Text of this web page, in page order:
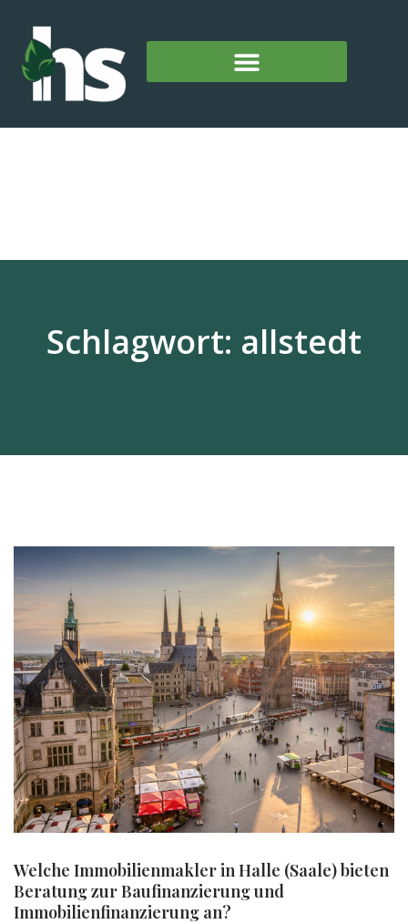
Schlagwort: allstedt
Welche Immobilienmakler in Halle (Saale) bieten
Beratung zur Baufinanzierung und
Immobilienfinanzierung an?